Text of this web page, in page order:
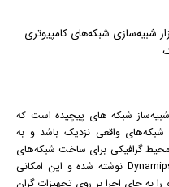
‌باز شبیه‌ساز شبکه ‌های پیچیده است که
واقعی نزدیک باشد و به
محیط گرافیکی برای ساخت شبکه‌های
پیچیده است. برنامه GNS3 بر اساس کد Dynamips نوشته شده و این امکانی